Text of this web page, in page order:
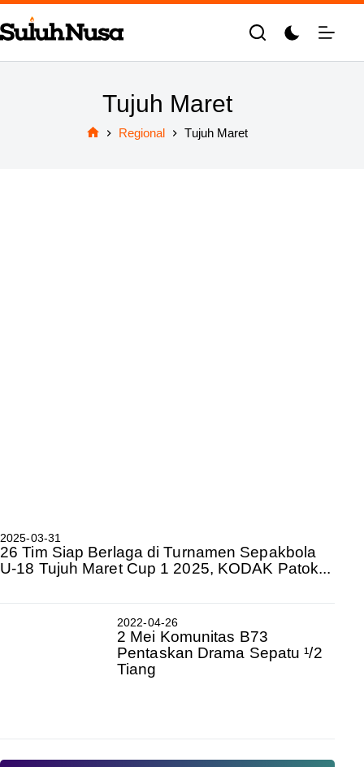
Skip
to
content
Tujuh Maret
Regional Tujuh Maret
2025-03-31
26 Tim Siap Berlaga di Turnamen Sepakbola
U-18 Tujuh Maret Cup 1 2025, KODAK Patok...
2022-04-26
2 Mei Komunitas B73
Pentaskan Drama Sepatu ¹/2
Tiang